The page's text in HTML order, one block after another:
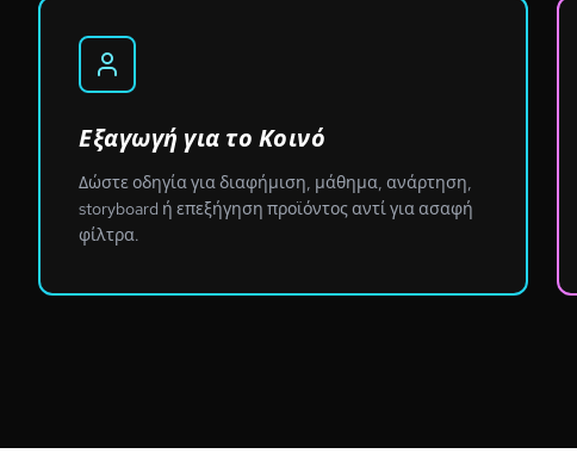
Εξαγωγή για το Κοινό
Δώστε οδηγία για διαφήμιση, μάθημα, ανάρτηση,
storyboard ή επεξήγηση προϊόντος αντί για ασαφή
φίλτρα.